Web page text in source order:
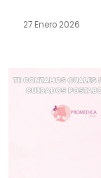
27 Enero 2026